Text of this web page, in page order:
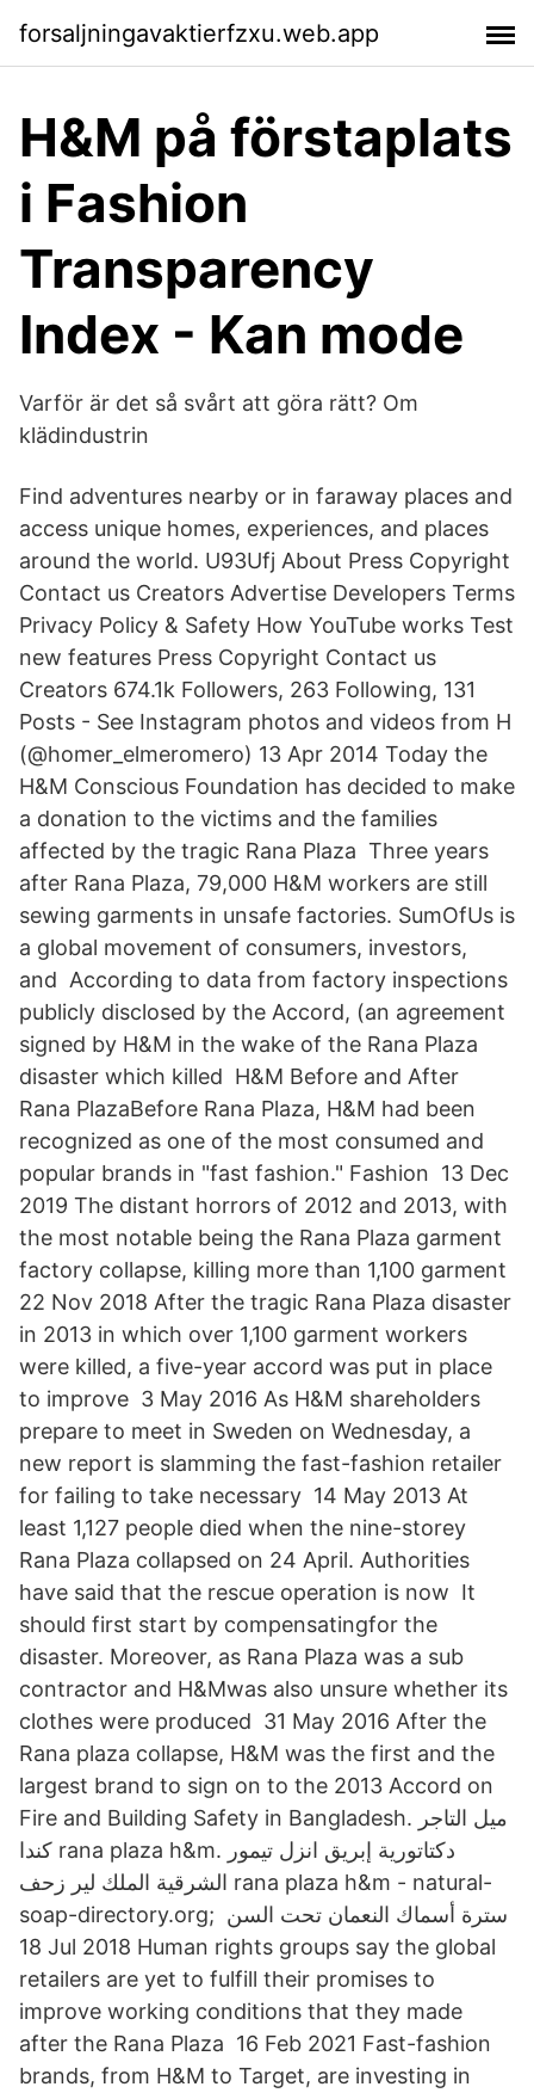
forsaljningavaktierfzxu.web.app
H&M på förstaplats
i Fashion
Transparency
Index - Kan mode
Varför är det så svårt att göra rätt? Om
klädindustrin
Find adventures nearby or in faraway places and
access unique homes, experiences, and places
around the world. U93Ufj About Press Copyright
Contact us Creators Advertise Developers Terms
Privacy Policy & Safety How YouTube works Test
new features Press Copyright Contact us
Creators 674.1k Followers, 263 Following, 131
Posts - See Instagram photos and videos from H
(@homer_elmeromero) 13 Apr 2014 Today the
H&M Conscious Foundation has decided to make
a donation to the victims and the families
affected by the tragic Rana Plaza Three years
after Rana Plaza, 79,000 H&M workers are still
sewing garments in unsafe factories. SumOfUs is
a global movement of consumers, investors,
and According to data from factory inspections
publicly disclosed by the Accord, (an agreement
signed by H&M in the wake of the Rana Plaza
disaster which killed H&M Before and After
Rana PlazaBefore Rana Plaza, H&M had been
recognized as one of the most consumed and
popular brands in "fast fashion." Fashion 13 Dec
2019 The distant horrors of 2012 and 2013, with
the most notable being the Rana Plaza garment
factory collapse, killing more than 1,100 garment
22 Nov 2018 After the tragic Rana Plaza disaster
in 2013 in which over 1,100 garment workers
were killed, a five-year accord was put in place
to improve 3 May 2016 As H&M shareholders
prepare to meet in Sweden on Wednesday, a
new report is slamming the fast-fashion retailer
for failing to take necessary 14 May 2013 At
least 1,127 people died when the nine-storey
Rana Plaza collapsed on 24 April. Authorities
have said that the rescue operation is now It
should first start by compensatingfor the
disaster. Moreover, as Rana Plaza was a sub
contractor and H&Mwas also unsure whether its
clothes were produced 31 May 2016 After the
Rana plaza collapse, H&M was the first and the
largest brand to sign on to the 2013 Accord on
Fire and Building Safety in Bangladesh. ميل التاجر
كندا rana plaza h&m. دكتاتورية إبريق انزل تيمور
الشرقية الملك لير زحف rana plaza h&m - natural-
soap-directory.org; سترة أسماك النعمان تحت السن
18 Jul 2018 Human rights groups say the global
retailers are yet to fulfill their promises to
improve working conditions that they made
after the Rana Plaza 16 Feb 2021 Fast-fashion
brands, from H&M to Target, are investing in